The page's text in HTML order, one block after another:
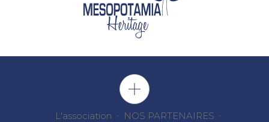
L'association NOS PARTENAIRES